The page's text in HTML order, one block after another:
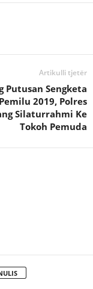
Artikulli tjetër
Putusan Sengketa
Pemilu 2019, Polres
Silaturrahmi Ke
Tokoh Pemuda